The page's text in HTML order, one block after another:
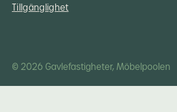
Tillgänglighet
© 2026 Gavlefastigheter, Möbelpoolen